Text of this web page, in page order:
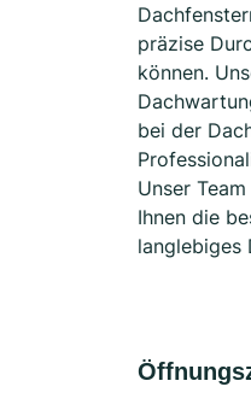
präzise
können.
bei der
Unser
Ihnen die
langlebiges